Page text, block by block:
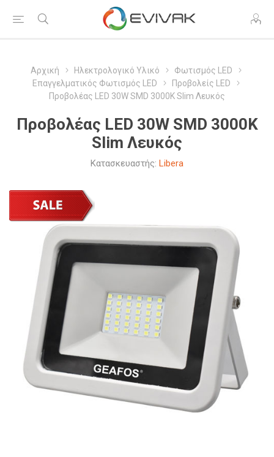
Αρχική Ηλεκτρολογικό Υλικό
Φωτισμός LED
Επαγγελματικός Φωτισμός LED
Προβολείς LED
Προβολέας LED 30W SMD 3000K Slim Λευκός
Προβολέας LED 30W SMD 3000K
Slim Λευκός
Κατασκευαστής: Libera